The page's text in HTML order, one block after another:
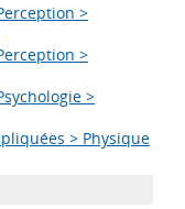
>
>
>
> Physique